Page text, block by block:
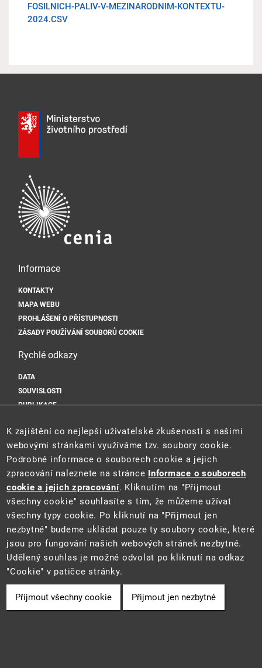
FOSILNICH-PALIV-V-MEZINARODNIM-KONTEXTU-
2024.CSV
Informace
KONTAKTY
MAPA WEBU
PROHLÁŠENÍ O PŘÍSTUPNOSTI
ZÁSADY POUŽÍVÁNÍ SOUBORŮ COOKIE
Rychlé odkazy
DATA
SOUVISLOSTI
PUBLIKACE
Sociální sítě
Tento web je součástí Informačního systému pro statistiku a reporting
(STAR) projektu "Platforma pro statistiku, reporting a analýzy"
(CZ.06.3.05/0.0/0.0/16_028/0006498) financovaného z EU.
2021 ©CENIA a Ministerstvo životního prostředí
• Informace jsou
poskytovány v souladu se zákonem č. 106/1999 Sb., o svobodném
přístupu k informacím.
Cookie
K zajištění co nejlepší uživatelské zkušenosti s našimi
webovými stránkami využíváme tzv. soubory cookie.
Podrobné informace o souborech cookie a jejich
zpracování naleznete na stránce Informace o souborech
cookie a jejich zpracování. Kliknutím na "Přijmout
všechny cookie" souhlasíte s tím, že můžeme užívat
všechny typy cookie. Po kliknutí na "Přijmout jen
nezbytné" budeme ukládat pouze ty soubory cookie, které
jsou pro fungování našich webových stránek nezbytné.
Udělený souhlas je možné odvolat po kliknutí na odkaz
"Cookie" v patičce stránky.
Přijmout všechny cookie Přijmout jen nezbytné